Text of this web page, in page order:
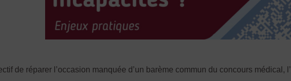
de réparer l’occasion manquée d’un barème commun du concours médical, l’